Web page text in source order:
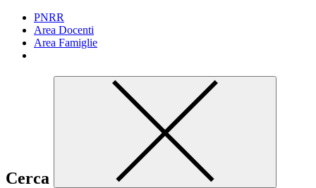
PNRR
Area Docenti
Area Famiglie
Cerca